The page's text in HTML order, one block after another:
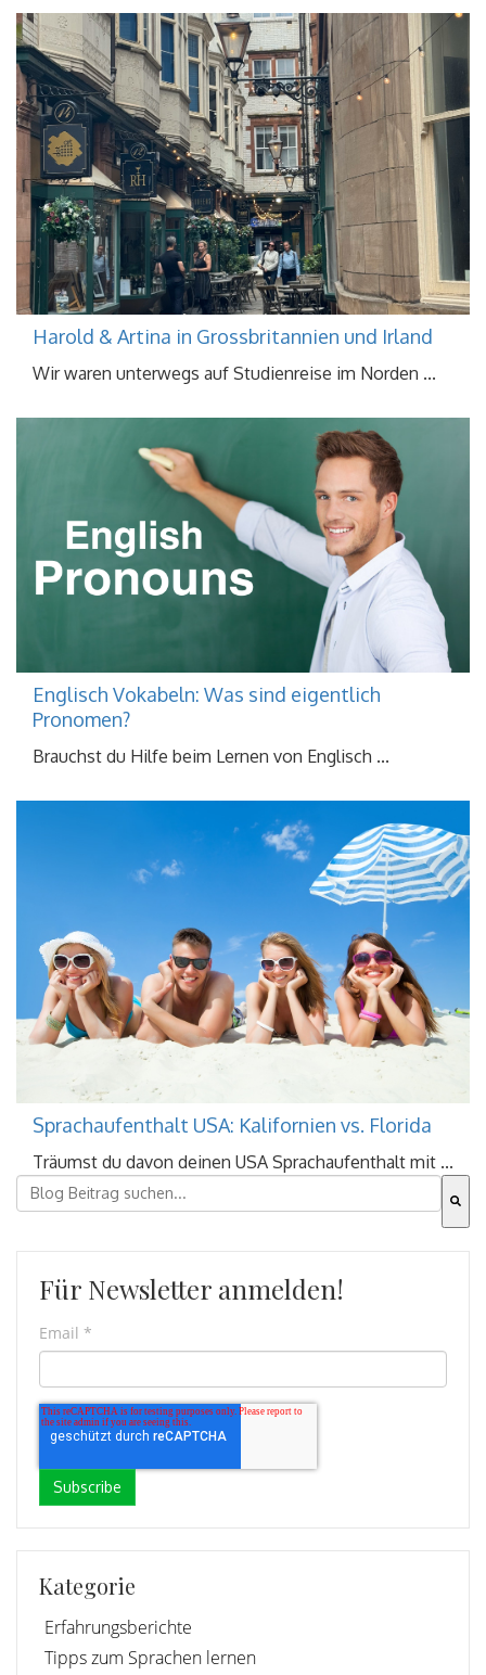
Harold & Artina in Grossbritannien und Irland
Wir waren unterwegs auf Studienreise im Norden ...
Englisch Vokabeln: Was sind eigentlich
Pronomen?
Brauchst du Hilfe beim Lernen von Englisch ...
Sprachaufenthalt USA: Kalifornien vs. Florida
Träumst du davon deinen USA Sprachaufenthalt mit ...
Dies ist ein Suchfeld mit einer automatischen
Für Newsletter anmelden!
Email *
Kategorie
Erfahrungsberichte
Tipps zum Sprachen lernen